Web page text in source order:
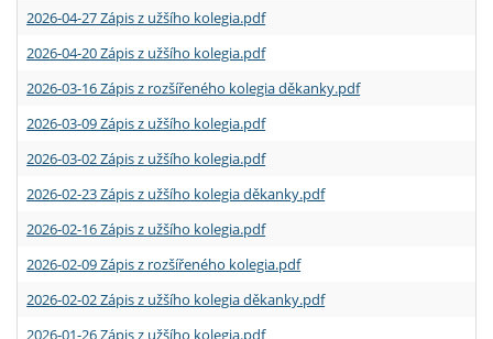
2026-04-27 Zápis z užšího kolegia.pdf
2026-04-20 Zápis z užšího kolegia.pdf
2026-03-16 Zápis z rozšířeného kolegia děkanky.pdf
2026-03-09 Zápis z užšího kolegia.pdf
2026-03-02 Zápis z užšího kolegia.pdf
2026-02-23 Zápis z užšího kolegia děkanky.pdf
2026-02-16 Zápis z užšího kolegia.pdf
2026-02-09 Zápis z rozšířeného kolegia.pdf
2026-02-02 Zápis z užšího kolegia děkanky.pdf
2026-01-26 Zápis z užšího kolegia.pdf